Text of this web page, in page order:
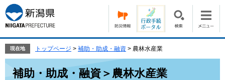
ー
ジ
の
頭
ニ
ュ
ー
飛
現在地 トップページ > 補助・助成・融資 > 農林水産業
補助・助成・融資＞農林水産業